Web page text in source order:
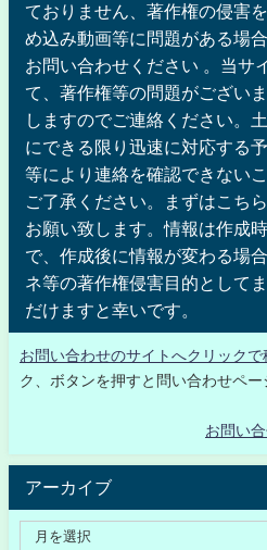
ておりません、著作権の侵害
め込み動画等に問題がある場
お問い合わせください 。当サ
て、著作権等の問題がござい
しますのでご連絡ください。
にできる限り迅速に対応する
等により連絡を確認できない
ご了承ください。まずはこち
お願い致します。情報は作成
で、作成後に情報が変わる場
ネ等の著作権侵害目的として
だけますと幸いです。
お問い合わせのサイトへクリックで
ク、ボタンを押すと問い合わせペー
お問い
アーカイブ